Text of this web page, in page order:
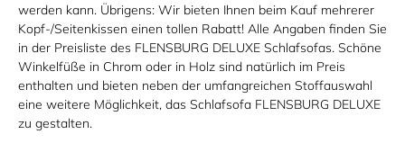
werden kann. Übrigens: Wir bieten Ihnen beim Kauf mehrerer
Kopf-/Seitenkissen einen tollen Rabatt! Alle Angaben finden Sie
in der Preisliste des FLENSBURG DELUXE Schlafsofas. Schöne
Winkelfüße in Chrom oder in Holz sind natürlich im Preis
enthalten und bieten neben der umfangreichen Stoffauswahl
eine weitere Möglichkeit, das Schlafsofa FLENSBURG DELUXE
zu gestalten.